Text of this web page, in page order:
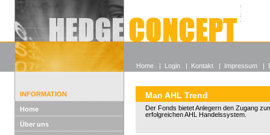
Alle
Wieso
INFORMATION
Home
Über uns
Man AHL Trend
Der Fonds bietet Anlegern den Zugang
erfolgreichen AHL Handelssystem.
Home | Login | Kontakt | Impressum |